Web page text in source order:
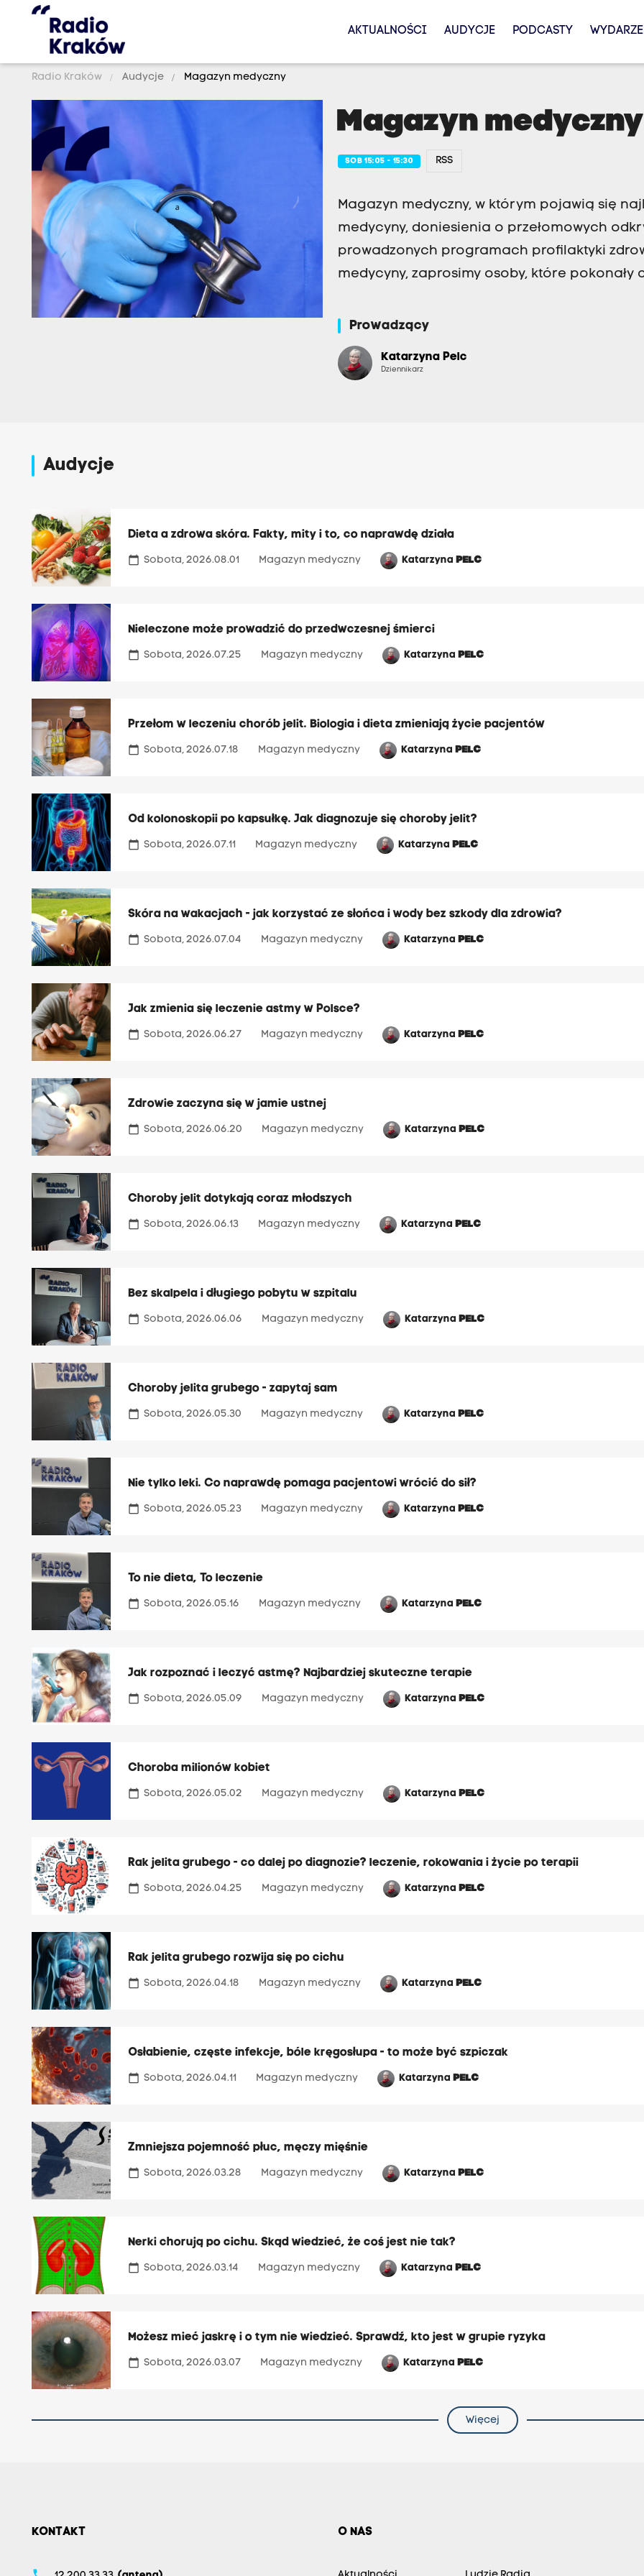
AKTUALNOŚCI AUDYCJE PODCASTY
Radio Kraków Audycje Magazyn medyczny
Magazyn medyczny
SOB 15:05 - 15:30 RSS
Magazyn medyczny, w którym pojawią się
medycyny, doniesienia o przełomowych
prowadzonych programach profilaktyki
medycyny, zaprosimy osoby, które pokonały
Prowadzący
Katarzyna Pelc
Dziennikarz
Audycje
Dieta a zdrowa skóra. Fakty, mity i to, co naprawdę działa
calendar_today Sobota, 2026.08.01 Magazyn medyczny KatarzynaPELC
Nieleczone może prowadzić do przedwczesnej śmierci
calendar_today Sobota, 2026.07.25 Magazyn medyczny KatarzynaPELC
Przełom w leczeniu chorób jelit. Biologia i dieta zmieniają życie pacjentów
calendar_today Sobota, 2026.07.18 Magazyn medyczny KatarzynaPELC
Od kolonoskopii po kapsułkę. Jak diagnozuje się choroby jelit?
calendar_today Sobota, 2026.07.11 Magazyn medyczny KatarzynaPELC
Skóra na wakacjach - jak korzystać ze słońca i wody bez szkody dla zdrowia?
calendar_today Sobota, 2026.07.04 Magazyn medyczny KatarzynaPELC
Jak zmienia się leczenie astmy w Polsce?
calendar_today Sobota, 2026.06.27 Magazyn medyczny KatarzynaPELC
Zdrowie zaczyna się w jamie ustnej
calendar_today Sobota, 2026.06.20 Magazyn medyczny KatarzynaPELC
Choroby jelit dotykają coraz młodszych
calendar_today Sobota, 2026.06.13 Magazyn medyczny KatarzynaPELC
Bez skalpela i długiego pobytu w szpitalu
calendar_today Sobota, 2026.06.06 Magazyn medyczny KatarzynaPELC
Choroby jelita grubego - zapytaj sam
calendar_today Sobota, 2026.05.30 Magazyn medyczny KatarzynaPELC
Nie tylko leki. Co naprawdę pomaga pacjentowi wrócić do sił?
calendar_today Sobota, 2026.05.23 Magazyn medyczny KatarzynaPELC
To nie dieta, To leczenie
calendar_today Sobota, 2026.05.16 Magazyn medyczny KatarzynaPELC
Jak rozpoznać i leczyć astmę? Najbardziej skuteczne terapie
calendar_today Sobota, 2026.05.09 Magazyn medyczny KatarzynaPELC
Choroba milionów kobiet
calendar_today Sobota, 2026.05.02 Magazyn medyczny KatarzynaPELC
Rak jelita grubego - co dalej po diagnozie? leczenie, rokowania i życie po terapii
calendar_today Sobota, 2026.04.25 Magazyn medyczny KatarzynaPELC
Rak jelita grubego rozwija się po cichu
calendar_today Sobota, 2026.04.18 Magazyn medyczny KatarzynaPELC
Osłabienie, częste infekcje, bóle kręgosłupa - to może być szpiczak
calendar_today Sobota, 2026.04.11 Magazyn medyczny KatarzynaPELC
Zmniejsza pojemność płuc, męczy mięśnie
calendar_today Sobota, 2026.03.28 Magazyn medyczny KatarzynaPELC
Nerki chorują po cichu. Skąd wiedzieć, że coś jest nie tak?
calendar_today Sobota, 2026.03.14 Magazyn medyczny KatarzynaPELC
Możesz mieć jaskrę i o tym nie wiedzieć. Sprawdź, kto jest w grupie ryzyka
calendar_today Sobota, 2026.03.07 Magazyn medyczny KatarzynaPELC
Więcej
KONTAKT O NAS